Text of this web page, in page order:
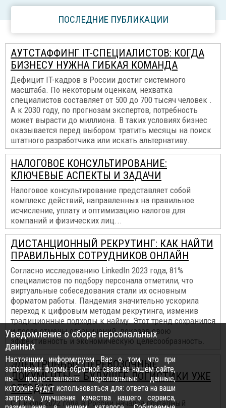
ПОСЛЕДНИЕ ПУБЛИКАЦИИ
АУТСТАФФИНГ IT-СПЕЦИАЛИСТОВ: КОГДА
БИЗНЕСУ НУЖНА ГИБКАЯ КОМАНДА
Дефицит IT-кадров в России достиг системного
масштаба. По некоторым оценкам, нехватка
специалистов составляет от 500 до 700 тысяч человек .
А к 2030 году, по прогнозам экспертов, потребность
может вырасти до миллиона. В таких условиях бизнес
оказывается перед выбором: тратить месяцы на поиск
штатного разработчика или искать альтернативу.
НАЛОГОВОЕ КОНСУЛЬТИРОВАНИЕ:
КЛЮЧЕВЫЕ АСПЕКТЫ И ЗАДАЧИ
Налоговое консультирование представляет собой
комплекс действий, направленных на правильное
исчисление, уплату и оптимизацию налогов для
компаний и физических лиц...
ДИСТАНЦИОННЫЙ РЕКРУТИНГ: КАК НАЙТИ
ПРАВИЛЬНЫХ СОТРУДНИКОВ ОНЛАЙН
Согласно исследованию LinkedIn 2023 года, 81%
специалистов по подбору персонала отметили, что
виртуальные собеседования стали их основным
форматом работы. Пандемия значительно ускорила
переход к цифровым методам рекрутинга, изменив
традиционные подходы к найму. Этот тренд сохранился
и после отмены ограничений, доказав свою
эффективность и экономическую целесообразность.
ЭЛЕКТРОННЫЕ ПЕРЕВОЗОЧНЫЕ
ДОКУМЕНТЫ — БУДУЩЕЕ ЛОГИСТИКИ УЖЕ
СЕГОДНЯ
С 1 июля 2022 года в России начался поэтапный
Уведомление о сборе персональных
данных
Настоящим информируем Вас о том, что при
заполнении формы обратной связи на нашем сайте,
вы предоставляете персональные данные,
которые будут использоваться для: ответа на ваши
запросы, улучшения качества нашего сервиса,